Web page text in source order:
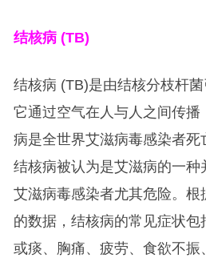
结核病 (TB)
结核病 (TB)是由结核分枝杆菌
它通过空气在人与人之间传
病是全世界艾滋病毒感染者死
结核病被认为是艾滋病的一种
艾滋病毒感染者尤其危险。
的数据，结核病的常见症状包
或痰、胸痛、疲劳、食欲不